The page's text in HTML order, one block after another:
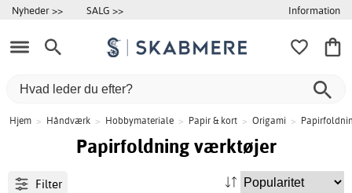
Nyheder >> SALG >> Information
Hjem > Håndværk > Hobbymateriale > Papir & kort > Origami >
Papirfoldning værktøjer
Filter